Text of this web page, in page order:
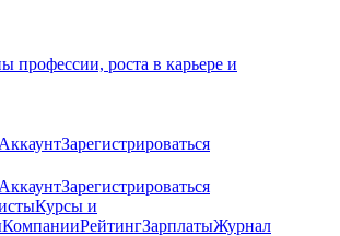
профессии, роста в карьере и
Зарегистрироваться
Зарегистрироваться
Курсы и
КомпанииРейтингЗарплатыЖурнал